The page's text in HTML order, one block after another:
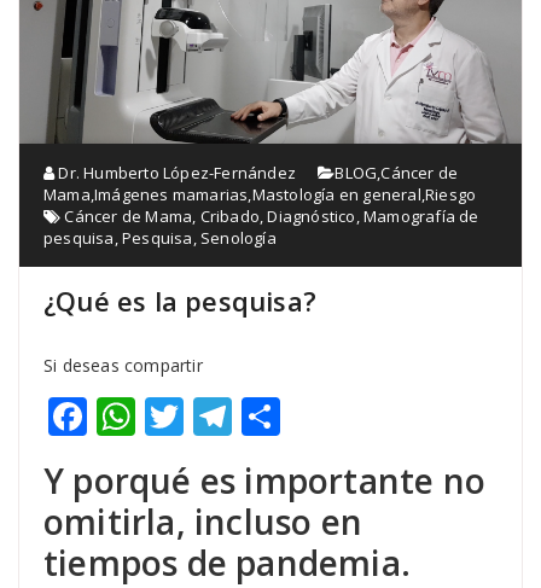
Dr. Humberto López-Fernández BLOG,Cáncer de
Mama,Imágenes mamarias,Mastología en general,Riesgo
Cáncer de Mama, Cribado,Diagnóstico,Mamografía de
pesquisa,Pesquisa, Senología
¿Qué es la pesquisa?
Si deseas compartir
Facebook
WhatsApp
TwitterTelegram
Y porqué es importante no
omitirla, incluso en
tiempos de pandemia.